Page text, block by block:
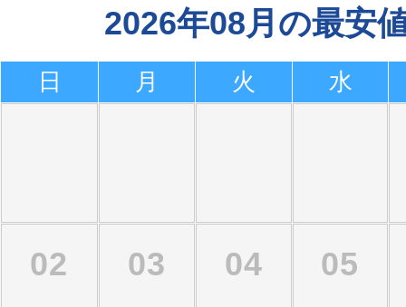
2026年08月の最安
日 月 火 水
02 03 04 05